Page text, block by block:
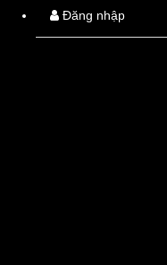
Đăng nhập
Khách hàng sẽ thanh toán
Lưu ý: